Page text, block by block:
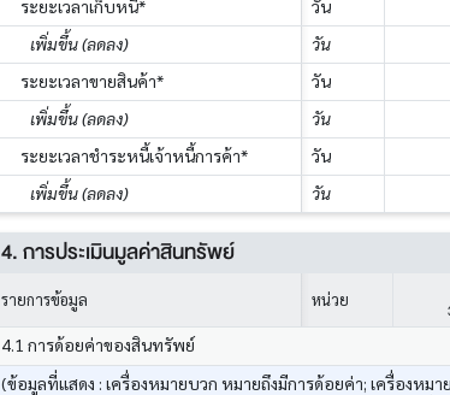
ระยะเวลาเก็บหนี้*
วัน
เพิ่มขึ้น (ลดลง) วัน
ระยะเวลาขายสินค้า* วัน
เพิ่มขึ้น (ลดลง) วัน
ระยะเวลาชำระหนี้เจ้าหนี้การค้า* วัน
เพิ่มขึ้น (ลดลง) วัน
4. การประเมินมูลค่าสินทรัพย์
รายการข้อมูล หน่วย
4.1 การด้อยค่าของสินทรัพย์
(ข้อมูลที่แสดง : เครื่องหมายบวก หมายถึงมีการด้อยค่า; เครื่องหม